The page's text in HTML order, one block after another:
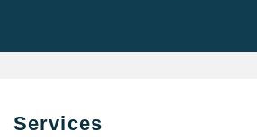
Services